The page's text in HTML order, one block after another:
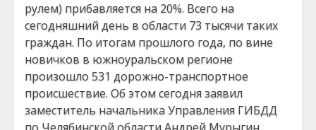
рулем) прибавляется на 20%. Всего на
сегодняшний день в области 73 тысячи таких
граждан. По итогам прошлого года, по вине
новичков в южноуральском регионе
произошло 531 дорожно-транспортное
происшествие. Об этом сегодня заявил
заместитель начальника Управления ГИБДД